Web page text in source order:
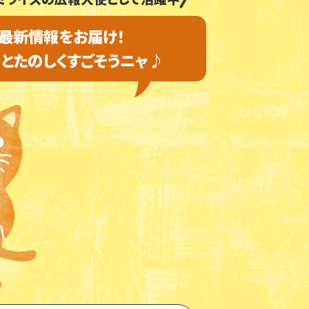
新情報をお届け！
たのしくすごそうニャ♪